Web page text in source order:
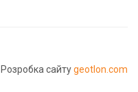
Розробка сайтуgeotlon.com